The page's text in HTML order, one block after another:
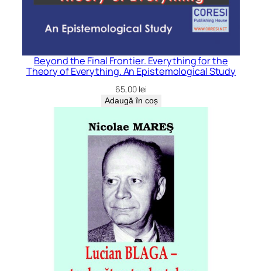
Beyond the Final Frontier. Everything for the
Theory of Everything. An Epistemological Study
65,00 lei
Adaugă în coș